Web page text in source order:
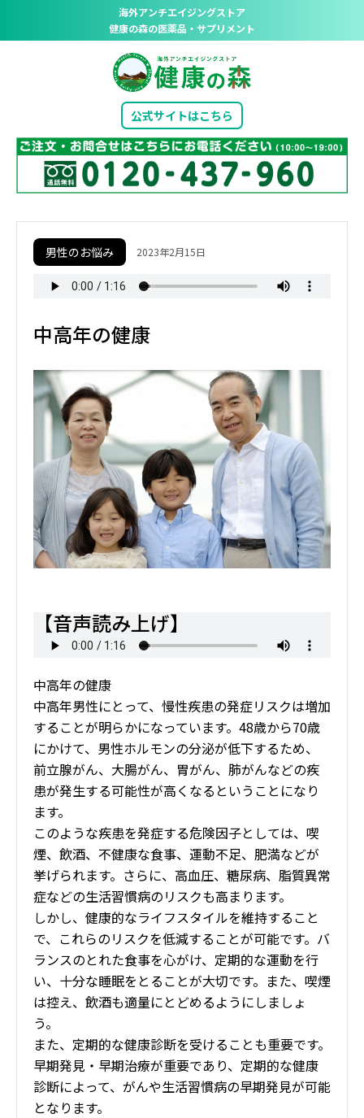
海外アンチエイジングストア
健康の森の医薬品・サプリメント
公式サイトはこちら
男性のお悩み 2023年2月15日
中高年の健康
【音声読み上げ】
中高年の健康
中高年男性にとって、慢性疾患の発症リスクは増加
することが明らかになっています。48歳から70歳
にかけて、男性ホルモンの分泌が低下するため、
前立腺がん、大腸がん、胃がん、肺がんなどの疾
患が発生する可能性が高くなるということになり
ます。
このような疾患を発症する危険因子としては、喫
煙、飲酒、不健康な食事、運動不足、肥満などが
挙げられます。さらに、高血圧、糖尿病、脂質異常
症などの生活習慣病のリスクも高まります。
しかし、健康的なライフスタイルを維持すること
で、これらのリスクを低減することが可能です。バ
ランスのとれた食事を心がけ、定期的な運動を行
い、十分な睡眠をとることが大切です。また、喫煙
は控え、飲酒も適量にとどめるようにしましょ
う。
また、定期的な健康診断を受けることも重要です。
早期発見・早期治療が重要であり、定期的な健康
診断によって、がんや生活習慣病の早期発見が可能
となります。